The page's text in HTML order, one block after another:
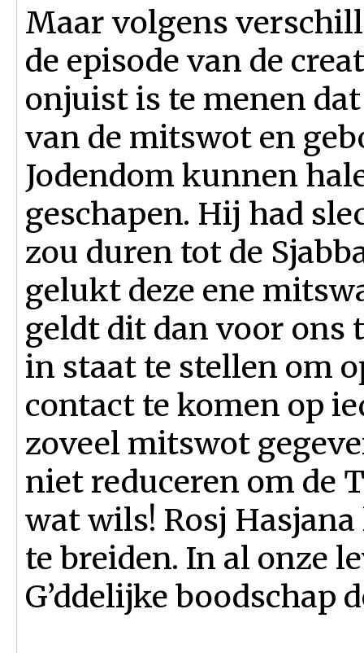
Maar volgens
de episode van de
onjuist is te menen
van de mitswot en
Jodendom kunnen
geschapen. Hij had
zou duren tot de
gelukt deze ene
geldt dit dan voor ons
in staat te stellen om
contact te komen op
zoveel mitswot
niet reduceren om de
wat wils! Rosj
te breiden. In al onze
G’ddelijke boodschap